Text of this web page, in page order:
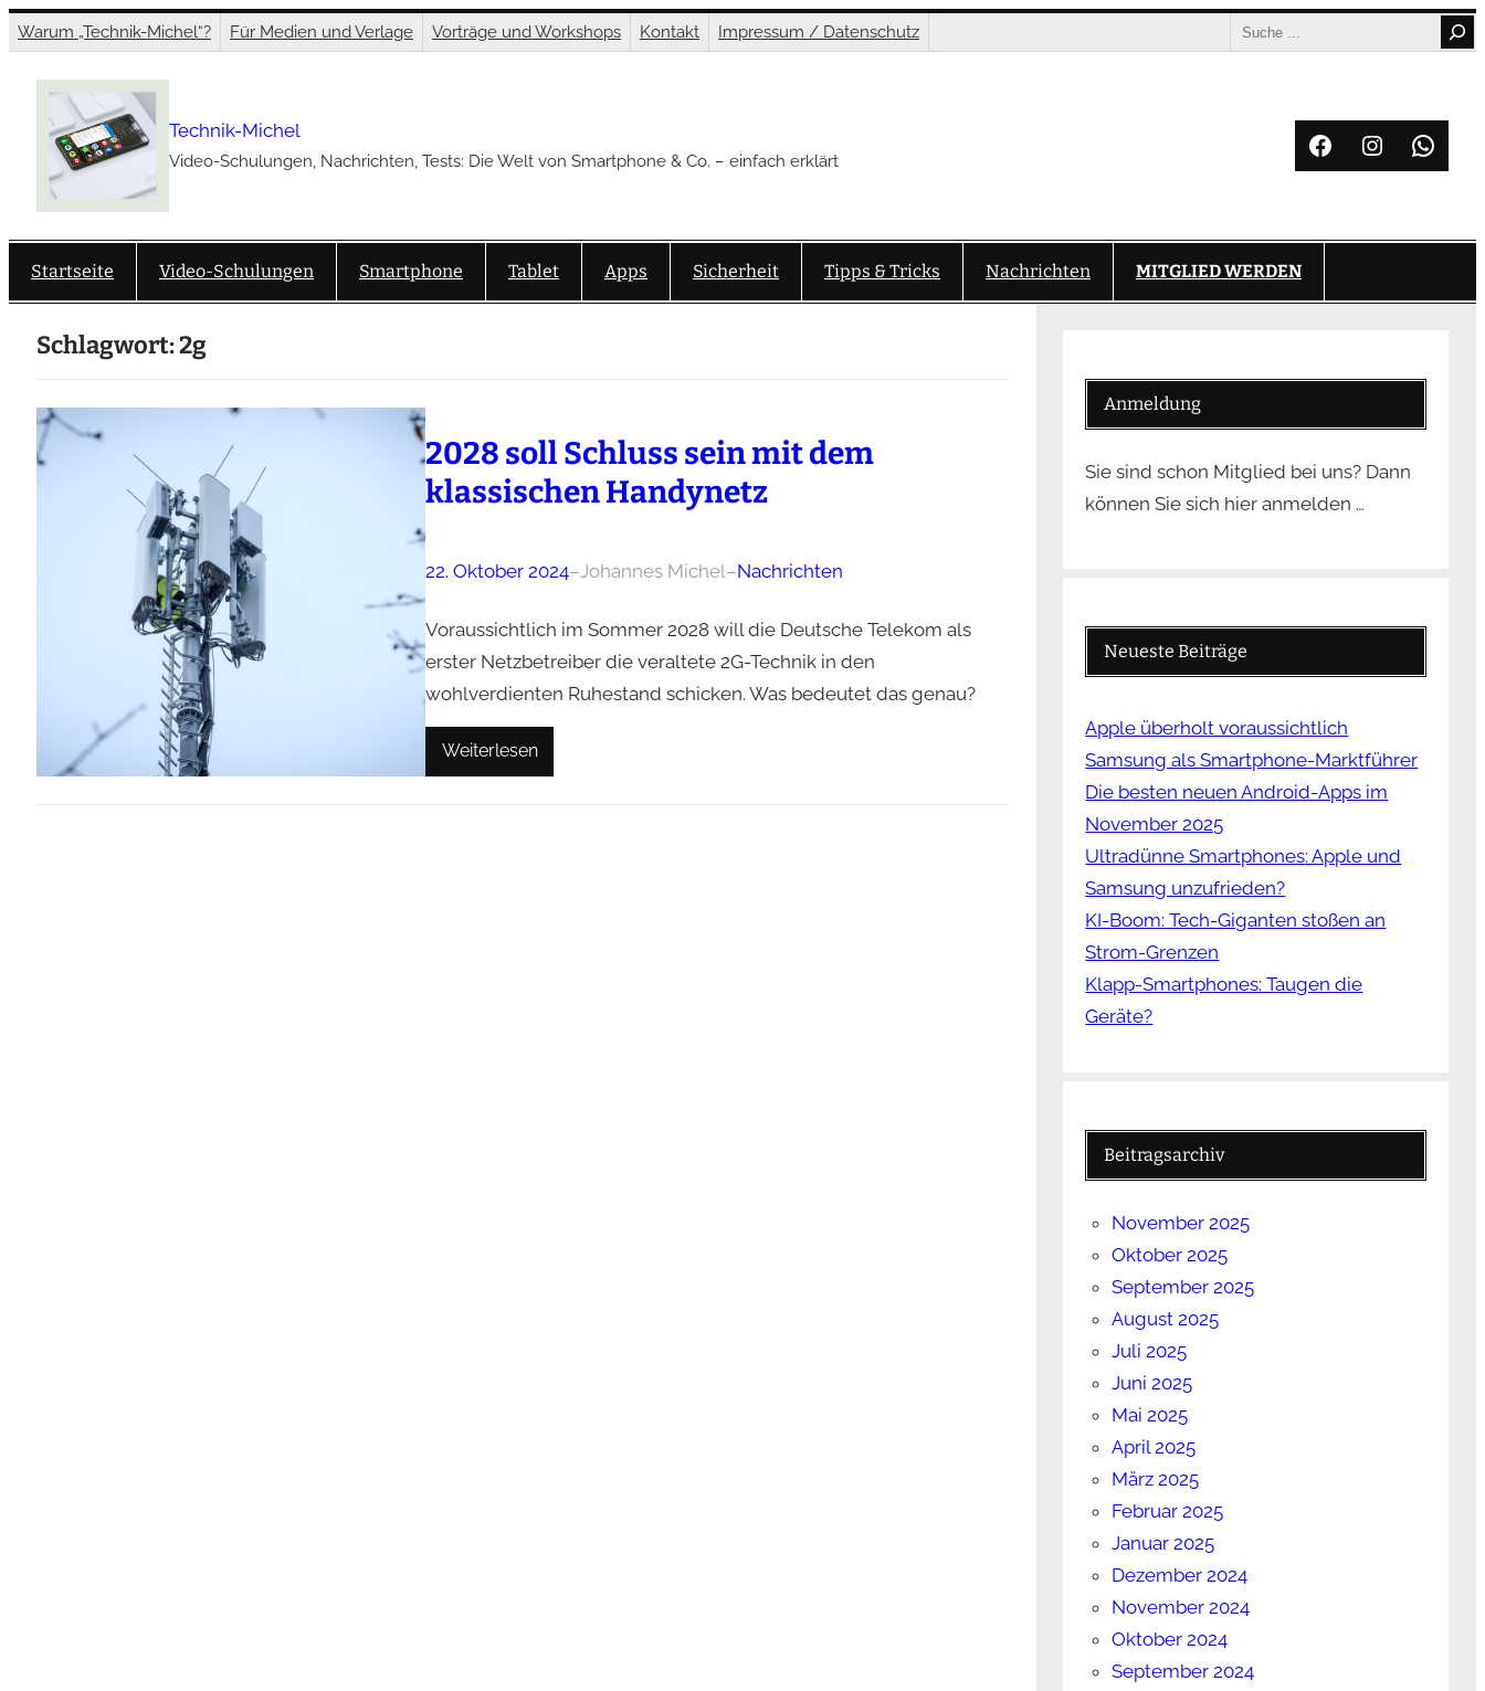
Zum
Inhalt
springen
Warum „Technik-Michel“? Für Medien und Verlage Vorträge und Workshops Kontakt Impressum / Datenschutz Search
Technik-Michel
Video-Schulungen, Nachrichten, Tests: Die Welt von Smartphone & Co. – einfach erklärt
Facebook
Instagram
Startseite Video-Schulungen Smartphone Tablet Apps Sicherheit Tipps & Tricks Nachrichten MITGLIED WERDEN
Schlagwort:2g
2028 soll Schluss sein mit dem
klassischen Handynetz
22. Oktober 2024–Johannes Michel–Nachrichten
Voraussichtlich im Sommer 2028 will die Deutsche Telekom als
erster Netzbetreiber die veraltete 2G-Technik in den
wohlverdienten Ruhestand schicken. Was bedeutet das genau?
Weiterlesen
Anmeldung
Sie sind schon Mitglied bei uns? Dann
können Sie sich hier anmelden …
Neueste Beiträge
Apple überholt voraussichtlich
Samsung als Smartphone-Marktführer
Die besten neuen Android-Apps im
November 2025
Ultradünne Smartphones: Apple und
Samsung unzufrieden?
KI-Boom: Tech-Giganten stoßen an
Strom-Grenzen
Klapp-Smartphones: Taugen die
Geräte?
Beitragsarchiv
November 2025
Oktober 2025
September 2025
August 2025
Juli 2025
Juni 2025
Mai 2025
April 2025
März 2025
Februar 2025
Januar 2025
Dezember 2024
November 2024
Oktober 2024
September 2024